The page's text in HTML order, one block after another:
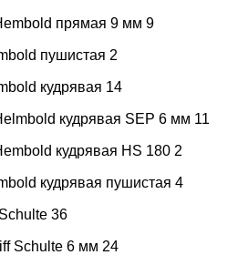
прямая 9 мм 9
пушистая 2
кудрявая 14
кудрявая SEP 6 мм 11
кудрявая HS 180 2
кудрявая пушистая 4
36
Schulte 6 мм 24